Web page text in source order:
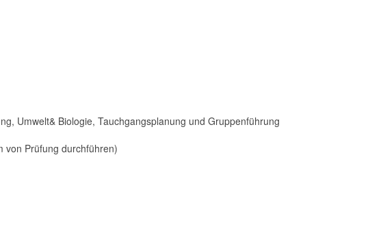
Umwelt& Biologie, Tauchgangsplanung und Gruppenführung
von Prüfung durchführen)